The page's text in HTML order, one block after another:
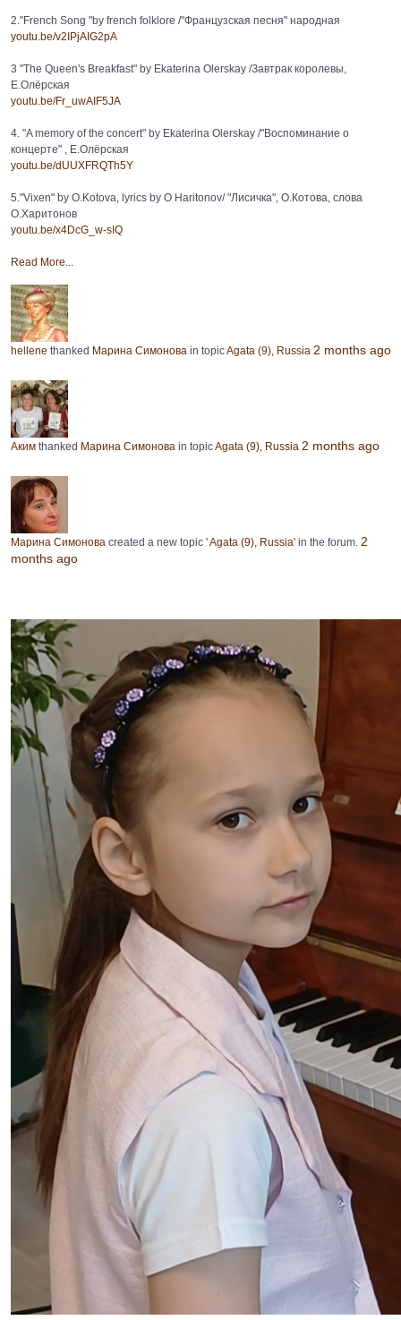
2."French Song "by french folklore /"Французская песня" народная
youtu.be/v2IPjAIG2pA
3 "The Queen's Breakfast" by Ekaterina Olerskay /Завтрак королевы,
Е.Олёрская
youtu.be/Fr_uwAIF5JA
4. "A memory of the concert" by Ekaterina Olerskay /"Воспоминание о
концерте" , Е.Олёрская
youtu.be/dUUXFRQTh5Y
5."Vixen" by O.Kotova, lyrics by O Haritonov/ "Лисичка", О.Котова, слова
О.Харитонов
youtu.be/x4DcG_w-sIQ
Read More...
hellene thanked Марина Симонова in topicAgata (9), Russia 2 months ago
Аким thanked Марина Симонова in topicAgata (9), Russia 2 months ago
Марина Симонова created a new topic 'Agata (9), Russia' in the forum. 2
months ago